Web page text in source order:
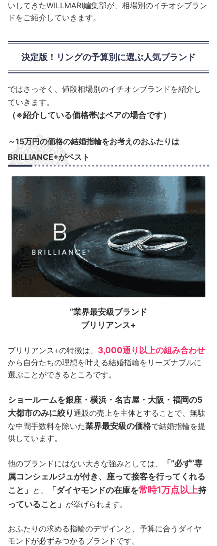
いしてきたWILLMARI編集部が、相場別のイチオシブラン
ドをご紹介していきます。
決定版！リングの予算別に選ぶ人気ブランド
ではさっそく、値段相場別のイチオシブランドを紹介し
ていきます。
（※紹介している価格帯はペアの場合です）
～15万円の価格の結婚指輪をお考えのおふたりは
BRILLIANCE+がベスト
“業界最安級ブランド
ブリリアンス+
ブリリアンス+の特徴は、 3,000通り以上の組み合わせ
から自分たちの理想を叶える結婚指輪をリーズナブルに
選ぶことができるところです。
ショールームを銀座・横浜・名古屋・大阪・福岡の5
大都市のみに絞り通販の売上を主体とすることで、無駄
な中間手数料を除いた業界最安級の価格で結婚指輪を提
供しています。
他のブランドにはない大きな強みとしては、
「”必ず”専
属コンシェルジュが付き、座って接客を行ってくれる
こと」 と、 「ダイヤモンドの在庫を常時1万点以上持
っていること」 が挙げられます。
おふたりの求める指輪のデザインと、予算に合うダイヤ
モンドが必ずみつかるブランドです。